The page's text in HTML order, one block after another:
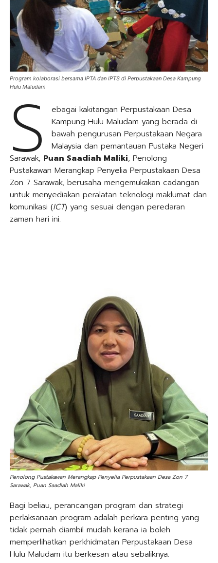
Program kolaborasi bersama IPTA dan IPTS di Perpustakaan Desa Kampung
Hulu Maludam
S ebagai kakitangan Perpustakaan Desa
Kampung Hulu Maludam yang berada di
bawah pengurusan Perpustakaan Negara
Malaysia dan pemantauan Pustaka Negeri
Sarawak, Puan Saadiah Maliki, Penolong
Pustakawan Merangkap Penyelia Perpustakaan Desa
Zon 7 Sarawak, berusaha mengemukakan cadangan
untuk menyediakan peralatan teknologi maklumat dan
komunikasi (ICT) yang sesuai dengan peredaran
zaman hari ini.
Penolong Pustakawan Merangkap Penyelia Perpustakaan Desa Zon 7
Sarawak, Puan Saadiah Maliki
Bagi beliau, perancangan program dan strategi
perlaksanaan program adalah perkara penting yang
tidak pernah diambil mudah kerana ia boleh
memperlihatkan perkhidmatan Perpustakaan Desa
Hulu Maludam itu berkesan atau sebaliknya.